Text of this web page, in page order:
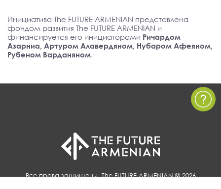
Инициатива The FUTURE ARMENIAN представлена
фондом развития The FUTURE ARMENIAN и
финансируется его инициаторами Ричардом
Азарниа, Артуром Алавердяном, Нубаром Афеяном,
Рубеном Варданяном.
Все права защищены, The FUTURE ARMENIAN © 2026